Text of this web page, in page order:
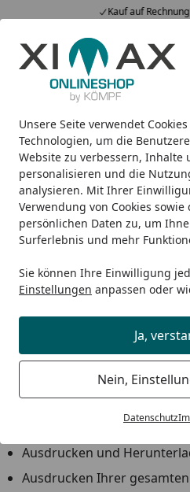
Unsere Seite verwendet
Technologien, um die
Website zu verbessern, Inhalte
personalisieren und die
analysieren. Mit Ihrer
Verwendung von Cookies
persönlichen Daten zu, um
Surferlebnis und mehr
Sie können Ihre Einwilligung
Einstellungen anpassen oder
Ja,
Nein,
Datenschutz
Kauf auf
Alle Produkte
Mein Konto
Suchen
Startseite
Rechnungen nachdrucken?
Wie kann ich
nachdrucken?
Das ist ganz einfach möglich:
Bestellung", die sich in
Rechnung einsehen und diese
nachverfolgen und sich dort
anzeigen lassen, wie zum
Voraussichtlicher
Status Ihrer Bestellung
Verfolgen Ihrer Sendung
Ausdrucken und
Ausdrucken Ihrer